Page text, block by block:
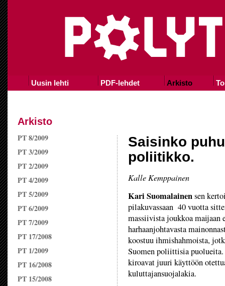
Uusin lehti PDF-lehdet Arkisto
Arkisto
PT 8/2009
PT 3/2009
PT 2/2009
PT 4/2009
PT 5/2009
PT 6/2009
PT 7/2009
PT 17/2008
PT 1/2009
PT 16/2008
PT 15/2008
Saisinko
poliitikko.
Kalle Kemppainen
Kari Suomalainensen
pilakuvassaan 40 vuotta
massiivista joukkoa maijaan
harhaanjohtavasta
koostuu ihmishahmoista,
Suomen poliittisia
kiroavat juuri käyttöön
kuluttajansuojalakia.